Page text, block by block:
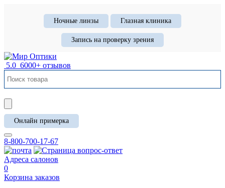
Ночные линзы Глазная клиника
Запись на проверку зрения
5.0 6000+ отзывов
Онлайн примерка
8-800-700-17-67
Адреса салонов
0
Корзина заказов